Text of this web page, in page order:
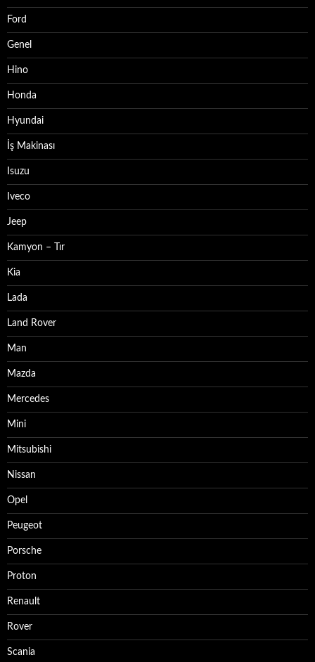
Ford
Genel
Hino
Honda
Hyundai
İş Makinası
Isuzu
Iveco
Jeep
Kamyon – Tır
Kia
Lada
Land Rover
Man
Mazda
Mercedes
Mini
Mitsubishi
Nissan
Opel
Peugeot
Porsche
Proton
Renault
Rover
Scania